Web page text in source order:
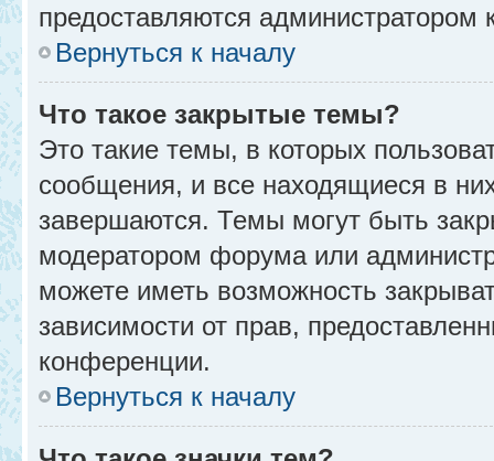
предоставляются администратором
Вернуться к началу
Что такое закрытые темы?
Это такие темы, в которых
сообщения, и все находящиеся в
завершаются. Темы могут быть
модератором форума или
можете иметь возможность
зависимости от прав,
конференции.
Вернуться к началу